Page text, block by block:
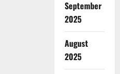
September
2025
August
2025